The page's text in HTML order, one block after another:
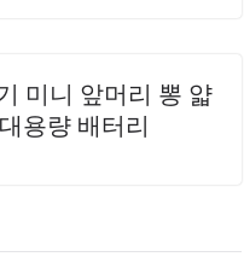
미니 앞머리 뽕 얇
용량 배터리